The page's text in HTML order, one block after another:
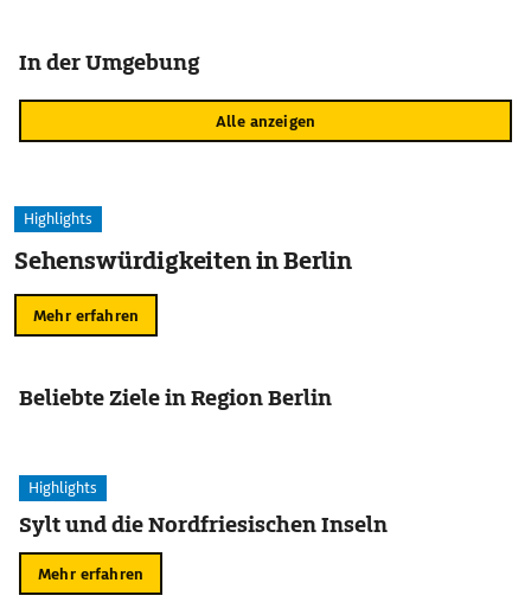
In der Umgebung
Alle anzeigen
Highlights
Sehenswürdigkeiten in Berlin
Mehr erfahren
Beliebte Ziele in Region Berlin
Highlights
Sylt und die Nordfriesischen Inseln
Mehr erfahren